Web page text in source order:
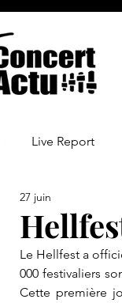
Live Report
27 juin
Le Hellfest a
000 festivaliers
Cette première